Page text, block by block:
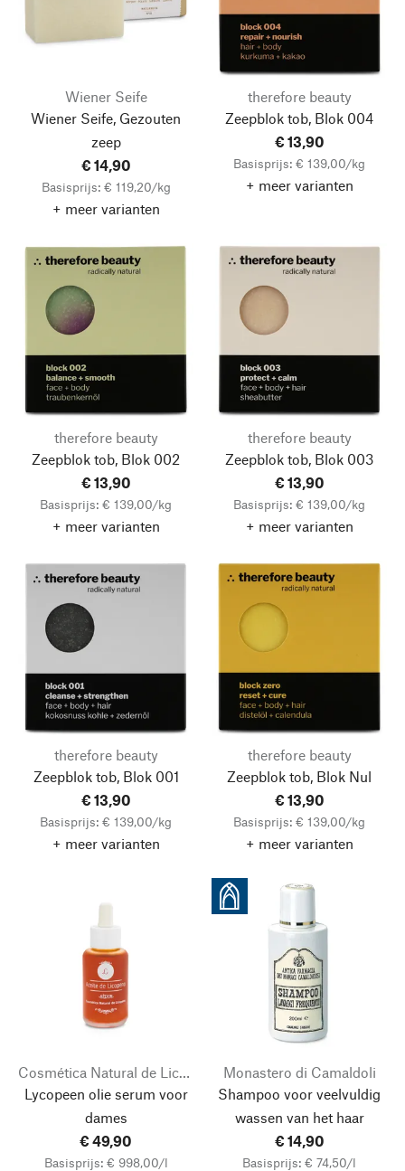
Wiener Seife
Wiener Seife, Gezouten
zeep
€ 14,90
Basisprijs: € 119,20/kg
+ meer varianten
therefore beauty
Zeepblok tob, Blok 004
€ 13,90
Basisprijs: € 139,00/kg
+ meer varianten
therefore beauty
Zeepblok tob, Blok 002
€ 13,90
Basisprijs: € 139,00/kg
+ meer varianten
therefore beauty
Zeepblok tob, Blok 003
€ 13,90
Basisprijs: € 139,00/kg
+ meer varianten
therefore beauty
Zeepblok tob, Blok 001
€ 13,90
Basisprijs: € 139,00/kg
+ meer varianten
therefore beauty
Zeepblok tob, Blok Nul
€ 13,90
Basisprijs: € 139,00/kg
+ meer varianten
Cosmética Natural de Licopeno
Lycopeen olie serum voor
dames
€ 49,90
Basisprijs: € 998,00/l
Monastero di Camaldoli
Shampoo voor veelvuldig
wassen van het haar
€ 14,90
Basisprijs: € 74,50/l